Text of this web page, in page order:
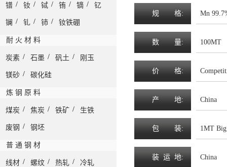
镨 / 钕 / 铽 / 铕 / 镝 / 钇
镧 / 钆 / 铈 / 钕铁硼
耐 火 材 料
炭素 / 石墨 / 矾土 / 刚玉
镁砂 / 碳化硅
炼 钢 原 料
煤炭 / 焦炭 / 铁矿 / 生铁
废钢 / 钢坯
普 通 钢 材
线材 / 螺纹 / 热轧 / 冷轧
规 格: Mn
数 量: 100MT
价 格:
产 地: China
包 装: 1MT Big
装 运 地: China